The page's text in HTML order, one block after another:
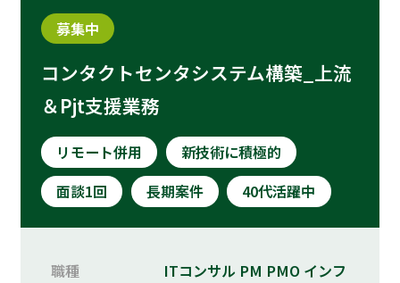
募集中
コンタクトセンタシステム構築_上流
＆Pjt支援業務
リモート併用
新技術に積極的
面談1回
長期案件 40代活躍中
職種 ITコンサル PM PMO インフ
運営会社
プライバシーポリシー
お問い合わせ